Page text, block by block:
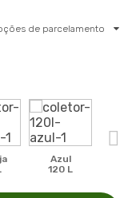
de parcelamento
Azul
120 L